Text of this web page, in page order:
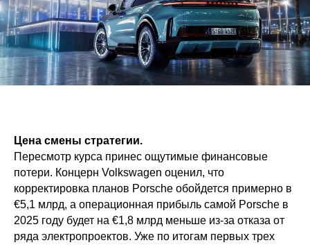
Цена смены стратегии.
Пересмотр курса принес ощутимые финансовые
потери. Концерн Volkswagen оценил, что
корректировка планов Porsche обойдется примерно в
€5,1 млрд, а операционная прибыль самой Porsche в
2025 году будет на €1,8 млрд меньше из-за отказа от
ряда электропроектов. Уже по итогам первых трех